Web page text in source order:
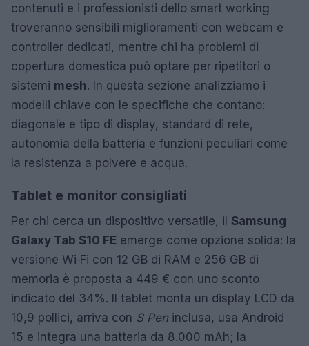
contenuti e i professionisti dello smart working
troveranno sensibili miglioramenti con webcam e
controller dedicati, mentre chi ha problemi di
copertura domestica può optare per ripetitori o
sistemi mesh. In questa sezione analizziamo i
modelli chiave con le specifiche che contano:
diagonale e tipo di display, standard di rete,
autonomia della batteria e funzioni peculiari come
la resistenza a polvere e acqua.
Tablet e monitor consigliati
Per chi cerca un dispositivo versatile, il Samsung
Galaxy Tab S10 FE emerge come opzione solida: la
versione Wi‑Fi con 12 GB di RAM e 256 GB di
memoria è proposta a 449 € con uno sconto
indicato del 34%. Il tablet monta un display LCD da
10,9 pollici, arriva con S Pen inclusa, usa Android
15 e integra una batteria da 8.000 mAh; la